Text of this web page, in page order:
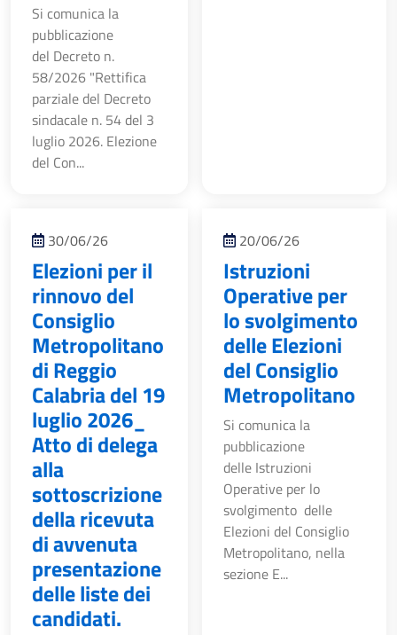
Si comunica la
pubblicazione
del Decreto n.
58/2026 "Rettifica
parziale del Decreto
sindacale n. 54 del 3
luglio 2026. Elezione
del Con...
30/06/26
Elezioni per il
rinnovo del
Consiglio
Metropolitano
di Reggio
Calabria del 19
luglio 2026_
Atto di delega
alla
sottoscrizione
della ricevuta
di avvenuta
presentazione
delle liste dei
candidati.
20/06/26
Istruzioni
Operative per
lo svolgimento
delle Elezioni
del Consiglio
Metropolitano
Si comunica la
pubblicazione
delle Istruzioni
Operative per lo
svolgimento delle
Elezioni del Consiglio
Metropolitano, nella
sezione E...